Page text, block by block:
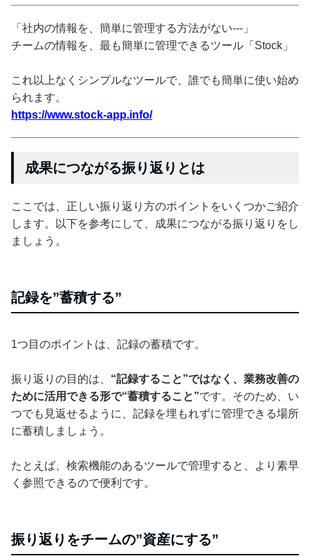
「社内の情報を、簡単に管理する方法がない---」
チームの情報を、最も簡単に管理できるツール「Stock」
これ以上なくシンプルなツールで、誰でも簡単に使い始め
られます。
https://www.stock-app.info/
成果につながる振り返りとは
ここでは、正しい振り返り方のポイントをいくつかご紹介
します。以下を参考にして、成果につながる振り返りをし
ましょう。
記録を”蓄積する”
1つ目のポイントは、記録の蓄積です。
振り返りの目的は、 “記録すること”ではなく、業務改善の
ために活用できる形で“蓄積すること”です。そのため、い
つでも見返せるように、記録を埋もれずに管理できる場所
に蓄積しましょう。
たとえば、検索機能のあるツールで管理すると、より素早
く参照できるので便利です。
振り返りをチームの”資産にする”